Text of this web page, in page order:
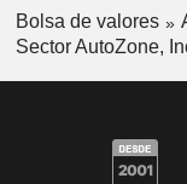
Bolsa de valores
Sector AutoZone,